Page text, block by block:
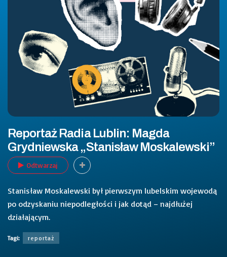
Reportaż Radia Lublin: Magda
Grydniewska „Stanisław Moskalewski”
Odtwarzaj
Stanisław Moskalewski był pierwszym lubelskim wojewodą
po odzyskaniu niepodległości i jak dotąd – najdłużej
działającym.
Tagi: reportaż